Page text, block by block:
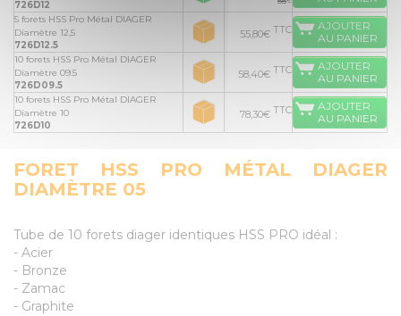
726D12
5 forets HSS Pro Métal DIAGER
Diamètre 12,5
726D12.5
55,80€ TTC
AJOUTER
AU PANIER
10 forets HSS Pro Métal DIAGER
Diamètre 09.5
726D09.5
58,40€ TTC
AJOUTER
AU PANIER
10 forets HSS Pro Métal DIAGER
Diamètre 10
726D10
78,30€ TTC
AJOUTER
AU PANIER
FORET HSS PRO MÉTAL DIAGER
DIAMÈTRE 05
Tube de 10 forets diager identiques HSS PRO idéal :
- Acier
- Bronze
- Zamac
- Graphite